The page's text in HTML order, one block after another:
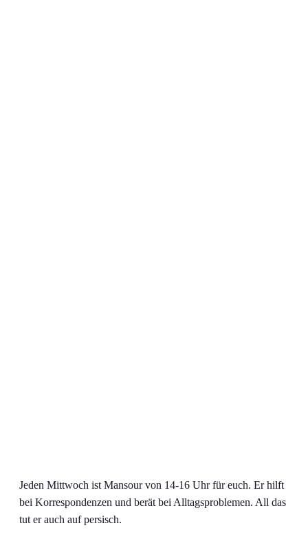
Jeden Mittwoch ist Mansour von 14-16 Uhr für euch. Er hilft
bei Korrespondenzen und berät bei Alltagsproblemen. All das
tut er auch auf persisch.